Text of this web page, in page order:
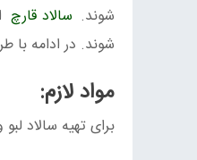
شوند. سالاد قارچ
شوند. در ادامه با
مواد لازم:
برای تهیه سالاد